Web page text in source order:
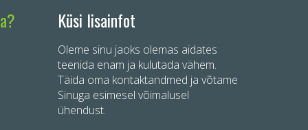
Küsi lisainfot
Oleme sinu jaoks olemas aidates
teenida enam ja kulutada vähem.
Täida oma kontaktandmed ja võtame
Sinuga esimesel võimalusel
ühendust.